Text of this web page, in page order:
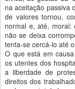
na aceitação passiva
de valores tornou,
normal e, até, moral:
não se deixa
tenta-se cercá-lo até
O que está em
os utentes dos
a liberdade de
direitos dos